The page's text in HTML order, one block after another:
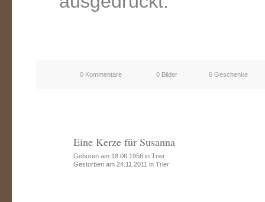
0 Kommentare 0 Bilder 6 Geschenke
Eine Kerze für Susanna
Geboren am 18.06.1956 in Trier
Gestorben am 24.11.2011 in Trier